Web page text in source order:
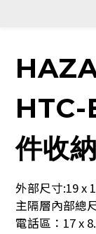
HTC-
件收
外部尺寸:19 x
主隔層內部總
電話區：17 x